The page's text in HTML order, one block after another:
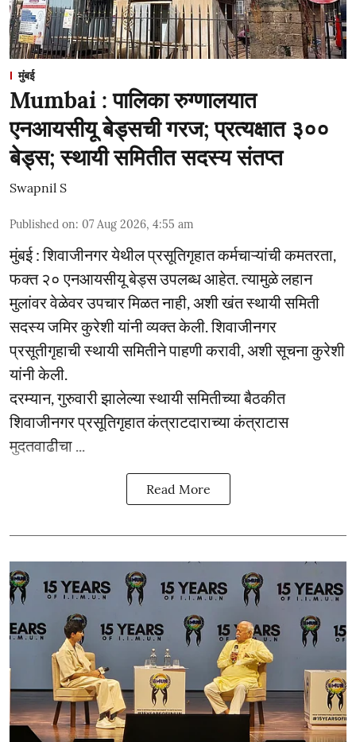
मुंबई
Mumbai : पालिका रुग्णालयात
एनआयसीयू बेड्सची गरज; प्रत्यक्षात ३००
बेड्स; स्थायी समितीत सदस्य संतप्त
Swapnil S
Published on: 07 Aug 2026, 4:55 am
मुंबई : शिवाजीनगर येथील प्रसूतिगृहात कर्मचाऱ्यांची कमतरता,
फक्त २० एनआयसीयू बेड्स उपलब्ध आहेत. त्यामुळे लहान
मुलांवर वेळेवर उपचार मिळत नाही, अशी खंत स्थायी समिती
सदस्य जमिर कुरेशी यांनी व्यक्त केली. शिवाजीनगर
प्रसूतीगृहाची स्थायी समितीने पाहणी करावी, अशी सूचना कुरेशी
यांनी केली.
दरम्यान, गुरुवारी झालेल्या स्थायी समितीच्या बैठकीत
शिवाजीनगर प्रसूतिगृहात कंत्राटदाराच्या कंत्राटास
मुदतवाढीचा ...
Read More